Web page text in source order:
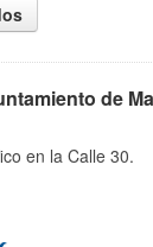
de
en la Calle 30.